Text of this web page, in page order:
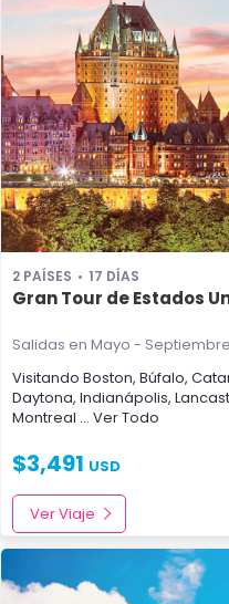
2 PAÍSES 17 DÍAS
Gran Tour de Estados
Salidas en Mayo - Septiembre
Visitando Boston, Búfalo,
Daytona, Indianápolis,
Montreal ... Ver Todo
$3,491 USD
Ver Viaje